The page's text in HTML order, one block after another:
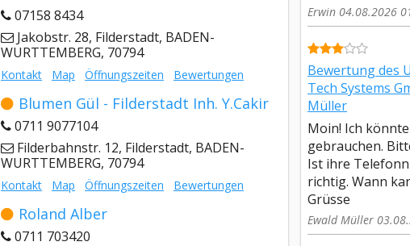
07158 8434
Jakobstr. 28, Filderstadt, BADEN-
WURTTEMBERG, 70794
Kontakt Map Öffnungszeiten Bewertungen
Blumen Gül - Filderstadt Inh. Y.Cakir
0711 9077104
Filderbahnstr. 12, Filderstadt, BADEN-
WURTTEMBERG, 70794
Kontakt Map Öffnungszeiten Bewertungen
Roland Alber
0711 703420
Erwin 04.08.2026
Bewertung des
Tech Systems
Müller
Moin! Ich
gebrauchen.
Ist ihre
richtig. Wann
Grüsse
Ewald Müller